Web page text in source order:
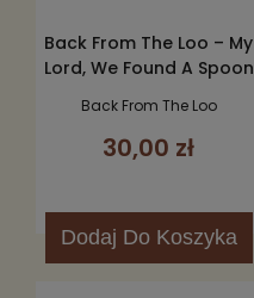
Back From The Loo – My
Lord, We Found A Spoon
Back From The Loo
30,00 zł
Dodaj Do Koszyka